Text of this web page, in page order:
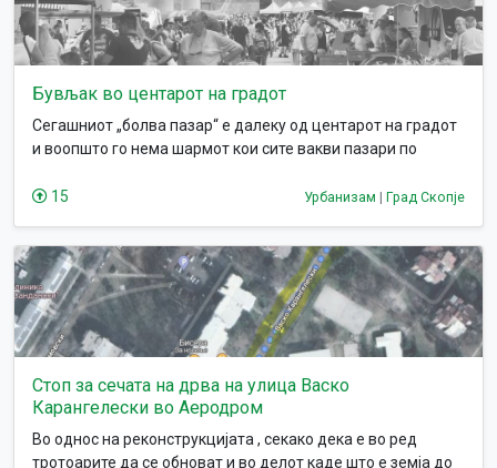
Бувљак во центарот на градот
Сегашниот „болва пазар“ е далеку од центарот на градот
и воопшто го нема шармот кои сите вакви пазари по
локација.
15 Урбанизам | Град Скопје
Стоп за сечата на дрва на улица Васко
Карангелески во Аеродром
Во однос на реконструкцијата , секако дека е во ред
тротоарите да се обноват и во делот каде што е земја до